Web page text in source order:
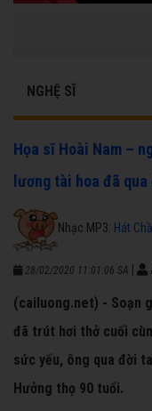
NGHỆ SĨ
Họa sĩ Hoài Nam –
lương tài hoa đã qua
Nhạc MP3: Hát
28/02/2020 11:01:06 SA
(cailuong.net) - Soạn
đã trút hơi thở cuối
sức yếu, ông qua đời
Hưởng thọ 90 tuổi.